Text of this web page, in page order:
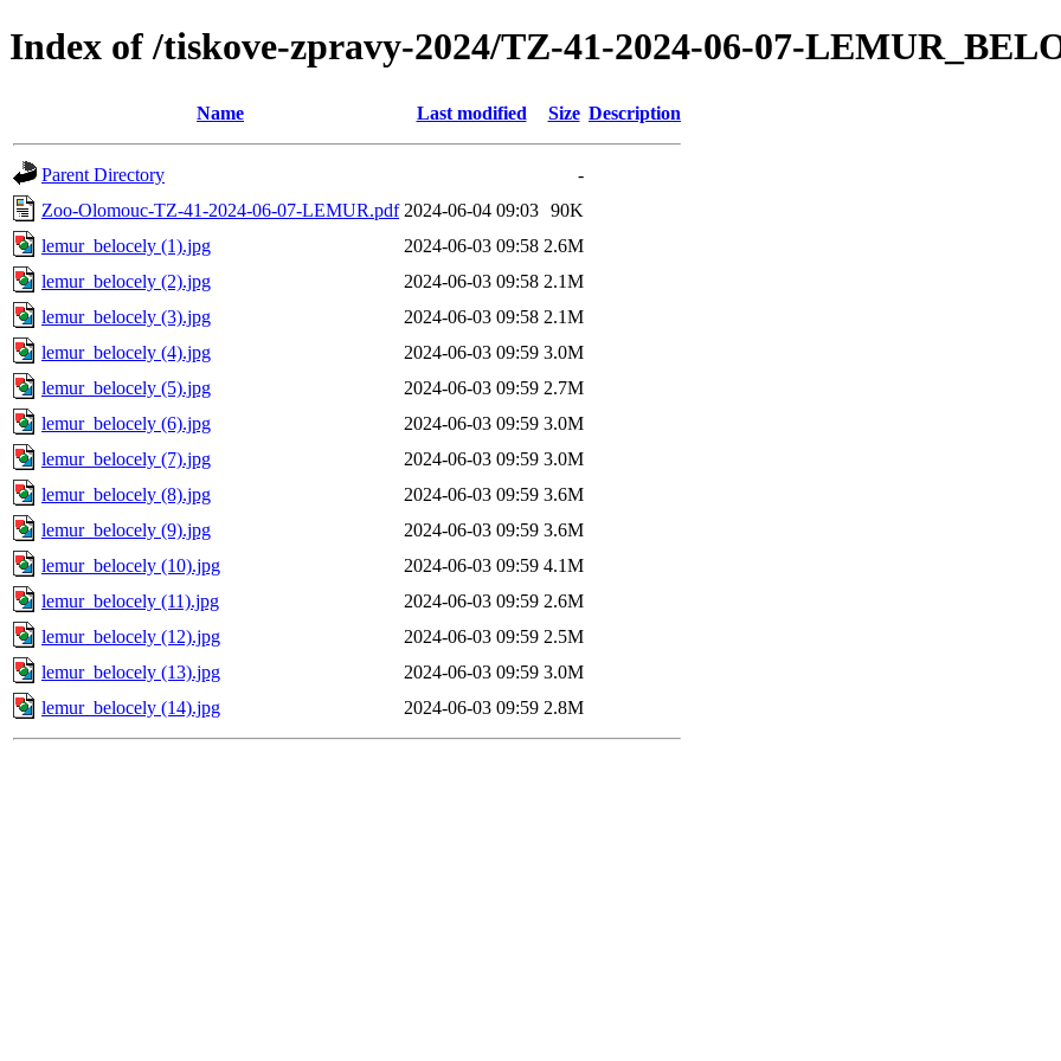
Index of /tiskove-zpravy-2024/TZ-41-2024-06-07-
Name Last modified Size Description
Parent Directory
-
Zoo-Olomouc-TZ-41-2024-06-07-LEMUR.pdf 2024-06-04 09:03 90K
lemur_belocely (1).jpg
2024-06-03 09:58 2.6M
lemur_belocely (2).jpg
2024-06-03 09:58 2.1M
lemur_belocely (3).jpg
2024-06-03 09:58 2.1M
lemur_belocely (4).jpg
2024-06-03 09:59 3.0M
lemur_belocely (5).jpg
2024-06-03 09:59 2.7M
lemur_belocely (6).jpg
2024-06-03 09:59 3.0M
lemur_belocely (7).jpg
2024-06-03 09:59 3.0M
lemur_belocely (8).jpg
2024-06-03 09:59 3.6M
lemur_belocely (9).jpg
2024-06-03 09:59 3.6M
lemur_belocely (10).jpg
2024-06-03 09:59 4.1M
lemur_belocely (11).jpg
2024-06-03 09:59 2.6M
lemur_belocely (12).jpg
2024-06-03 09:59 2.5M
lemur_belocely (13).jpg
2024-06-03 09:59 3.0M
lemur_belocely (14).jpg
2024-06-03 09:59 2.8M